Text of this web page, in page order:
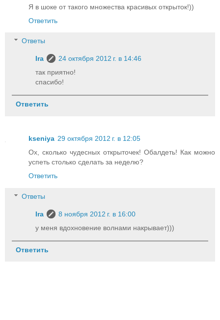
Я в шоке от такого множества красивых открыток!))
Ответить
Ответы
Ira
24 октября 2012 г. в 14:46
так приятно!
спасибо!
Ответить
kseniya 29 октября 2012 г. в 12:05
Ох, сколько чудесных открыточек! Обалдеть! Как можно
успеть столько сделать за неделю?
Ответить
Ответы
Ira
8 ноября 2012 г. в 16:00
у меня вдохновение волнами накрывает)))
Ответить